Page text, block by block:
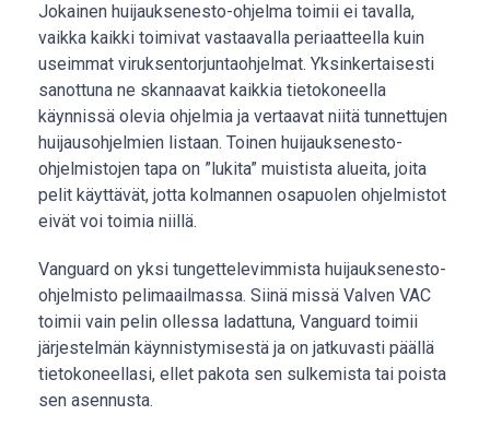
Jokainen huijauksenesto-ohjelma toimii ei tavalla,
vaikka kaikki toimivat vastaavalla periaatteella kuin
useimmat viruksentorjuntaohjelmat. Yksinkertaisesti
sanottuna ne skannaavat kaikkia tietokoneella
käynnissä olevia ohjelmia ja vertaavat niitä tunnettujen
huijausohjelmien listaan. Toinen huijauksenesto-
ohjelmistojen tapa on ”lukita” muistista alueita, joita
pelit käyttävät, jotta kolmannen osapuolen ohjelmistot
eivät voi toimia niillä.
Vanguard on yksi tungettelevimmista huijauksenesto-
ohjelmisto pelimaailmassa. Siinä missä Valven VAC
toimii vain pelin ollessa ladattuna, Vanguard toimii
järjestelmän käynnistymisestä ja on jatkuvasti päällä
tietokoneellasi, ellet pakota sen sulkemista tai poista
sen asennusta.